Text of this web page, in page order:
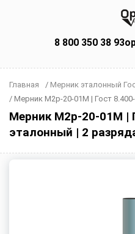
8 800 350 38 93
Главная / Мерник эталонный
/ Мерник М2р-20-01М | Гост
Мерник М2р-20-01М |
эталонный | 2